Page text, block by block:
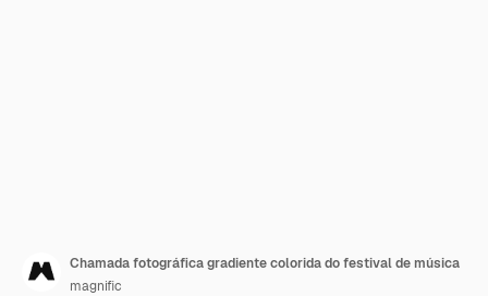
Chamada fotográfica gradiente colorida do festival de música
magnific